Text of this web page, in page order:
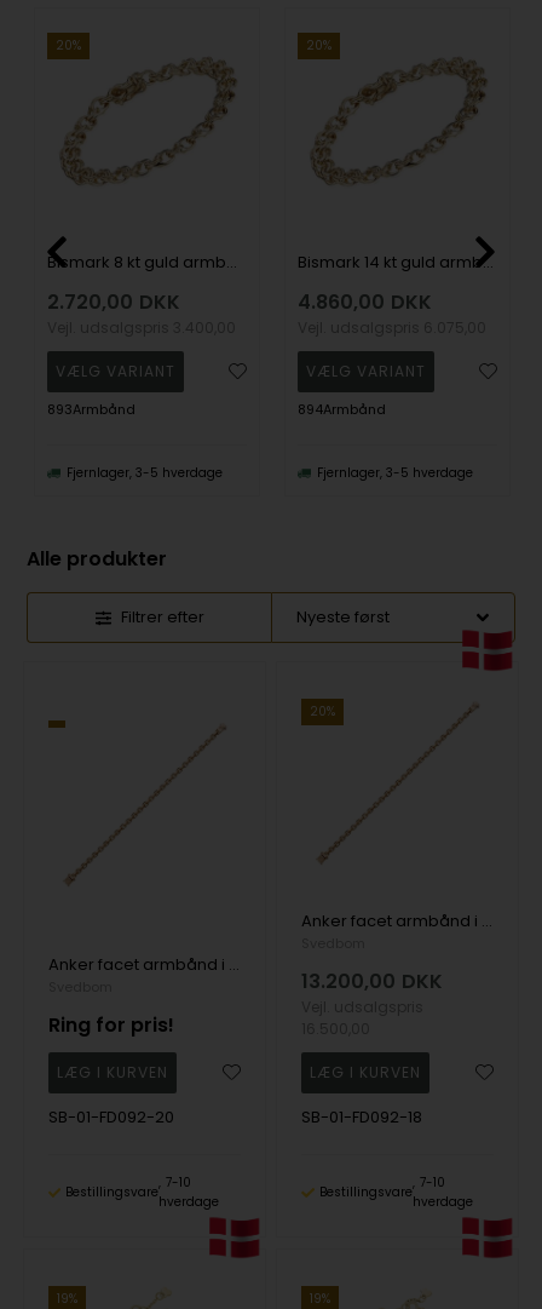
20%
Bismark 8 kt guld armbånd-flere længder og bredder
2.720,00 DKK
893Armbånd
Fjernlager, 3-5 hverdage
20%
Bismark 14 kt guld armbånd i flere længder
4.860,00 DKK
894Armbånd
Fjernlager, 3-5 hverdage
Alle produkter
Filtrer efter
Anker facet armbånd i 18 karat guld - 2,9 mm bred, 20 cm lang | Svedbom
Ring for pris!
SB-01-FD092-20
Bestillingsvare
7-10
hverdage
20%
Anker facet armbånd i 18 karat guld - 2,9 mm bred, 18 cm lang | Svedbom
13.200,00 DKK
SB-01-FD092-18
Bestillingsvare
7-10
hverdage
19% 19%